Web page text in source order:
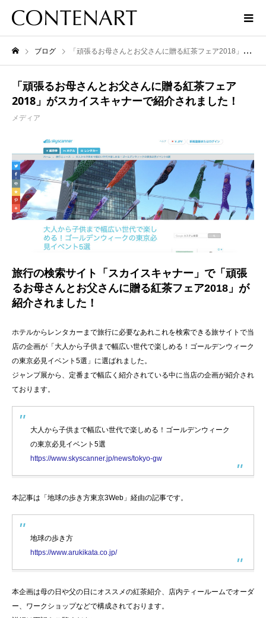
ブログ 「頑張るお母さんとお父さんに贈る紅茶フェア2018」がスカイスキャナーで紹介されました！
「頑張るお母さんとお父さんに贈る紅茶フェア
2018」がスカイスキャナーで紹介されました！
メディア
旅行の検索サイト「スカイスキャナー」で「頑張
るお母さんとお父さんに贈る紅茶フェア2018」が
紹介されました！
ホテルからレンタカーまで旅行に必要なあれこれを検索できる旅サイトで当
店の企画が「大人から子供まで幅広い世代で楽しめる！ゴールデンウィーク
の東京必見イベント5選」に選ばれました。
ジャンプ展から、定番まで幅広く紹介されている中に当店の企画が紹介され
ております。
大人から子供まで幅広い世代で楽しめる！ゴールデンウィーク
の東京必見イベント5選
https://www.skyscanner.jp/news/tokyo-gw
本記事は「地球の歩き方東京3Web」経由の記事です。
地球の歩き方
https://www.arukikata.co.jp/
本企画は母の日や父の日にオススメの紅茶紹介、店内ティールームでオーダ
ー、ワークショップなどで構成されております。